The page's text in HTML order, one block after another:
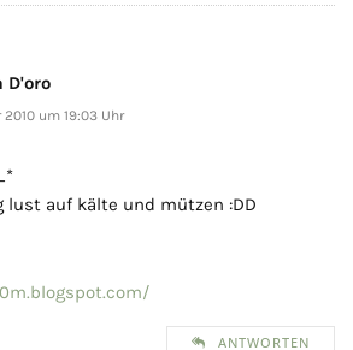
D'oro
2010 um 19:03 Uhr
lust auf kälte und mützen :DD
ANTWORTEN